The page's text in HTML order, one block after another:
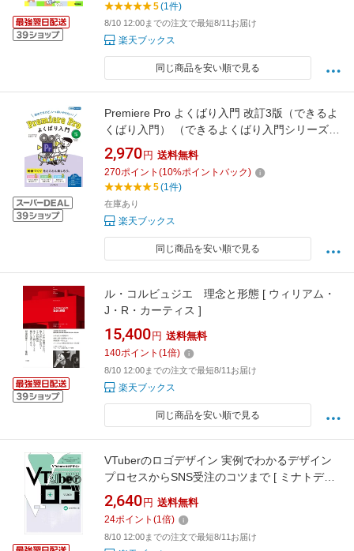
5(1件)
8/10 12:00までの注文で最短8/11お届け
楽天ブックス
同じ商品を安い順で見る
Premiere Pro よくばり入門 改訂3版（できるよ
くばり入門） （できるよくばり入門シリーズ）
[ 金泉太一 ]
2,970 円 送料無料
270ポイント (10%ポイントバック)
5(1件)
在庫あり
楽天ブックス
同じ商品を安い順で見る
ル・コルビュジエ 理念と形態 [ ウィリアム・
J・R・カーティス ]
15,400 円 送料無料
140ポイント (1倍)
8/10 12:00までの注文で最短8/11お届け
楽天ブックス
同じ商品を安い順で見る
VTuberのロゴデザイン 実例でわかるデザイン
プロセスからSNS受注のコツまで [ ミナトデザ
イン ]
2,640 円 送料無料
24ポイント (1倍)
8/10 12:00までの注文で最短8/11お届け